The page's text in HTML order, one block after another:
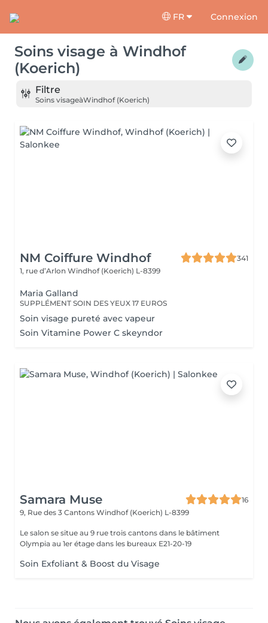
FR Connexion
Soins visage à Windhof
(Koerich)
Filtre
Soins visageàWindhof (Koerich)
NM Coiffure Windhof
341
1, rue d’Arlon Windhof (Koerich) L-8399
Maria Galland
SUPPLÉMENT SOIN DES YEUX 17 EUROS
Soin visage pureté avec vapeur
Soin Vitamine Power C skeyndor
Samara Muse
16
9, Rue des 3 Cantons Windhof (Koerich) L-8399
Le salon se situe au 9 rue trois cantons dans le bâtiment
Olympia au 1er étage dans les bureaux E21-20-19
Soin Exfoliant & Boost du Visage